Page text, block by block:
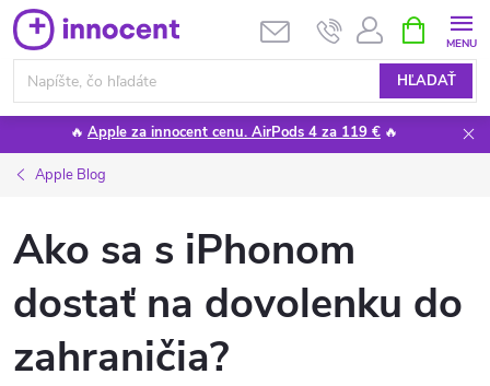
Prejsť
na
obsah
HĽADAŤ
KOŠÍK
🔥 Apple za innocent cenu. AirPods 4 za 119 € 🔥
Apple Blog
Ako sa s iPhonom
dostať na dovolenku do
zahraničia?